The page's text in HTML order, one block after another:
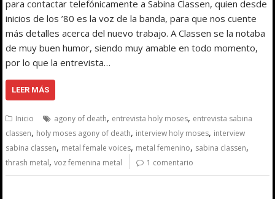
para contactar telefónicamente a Sabina Classen, quien desde
inicios de los ’80 es la voz de la banda, para que nos cuente
más detalles acerca del nuevo trabajo. A Classen se la notaba
de muy buen humor, siendo muy amable en todo momento,
por lo que la entrevista…
LEER MÁS
Inicio agony of death, entrevista holy moses, entrevista sabina
classen, holy moses agony of death, interview holy moses, interview
sabina classen, metal female voices, metal femenino, sabina classen,
thrash metal,voz femenina metal 1 comentario